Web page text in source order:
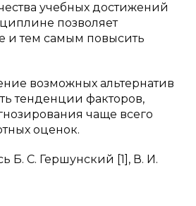
учебных достижений
позволяет
и тем самым повысить
возможных альтернатив
тенденции факторов,
чаще всего
оценок.
Б. С. Гершунский [1], В. И.